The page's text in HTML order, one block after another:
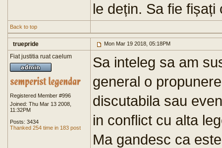
le dețin. Sa fie fișați
Back to top
truepride Mon Mar 19 2018, 05:18PM
Fiat justitia ruat caelum
Registered Member #996
Joined: Thu Mar 13 2008,
11:32PM
Posts: 3434
Thanked 254 time in 183 post
Sa inteleg sa am
general o
discutabila sau
in conflict cu alta
Ma gandesc ca